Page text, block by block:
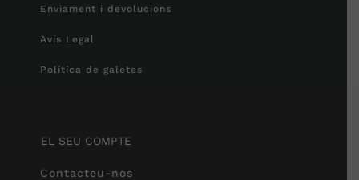
Enviament i devolucions
Avís Legal
Política de galetes
EL SEU COMPTE
Contacteu-nos